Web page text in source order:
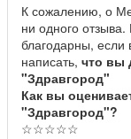
К сожалению, о
ни одного
благодарны,
написать, что вы
"Здравгород"
Как вы
"Здравгород"?
☆☆☆☆☆